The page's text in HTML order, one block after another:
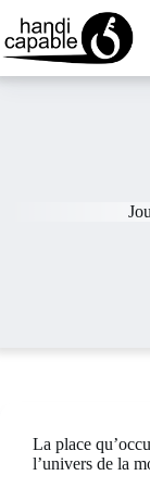
La place
l’univers de la